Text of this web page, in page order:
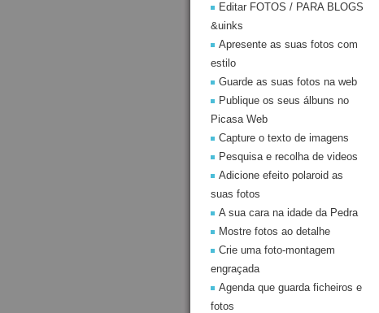
Editar FOTOS / PARA BLOGS
&uinks
Apresente as suas fotos com
estilo
Guarde as suas fotos na web
Publique os seus álbuns no
Picasa Web
Capture o texto de imagens
Pesquisa e recolha de videos
Adicione efeito polaroid as
suas fotos
A sua cara na idade da Pedra
Mostre fotos ao detalhe
Crie uma foto-montagem
engraçada
Agenda que guarda ficheiros e
fotos